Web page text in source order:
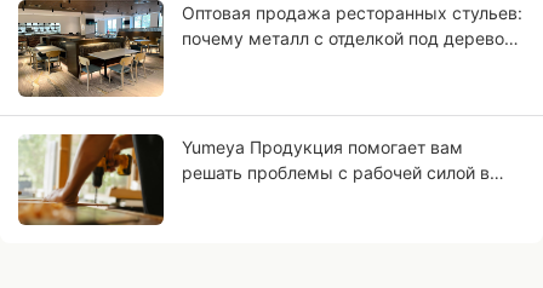
Оптовая продажа ресторанных стульев:
почему металл с отделкой под дерево
Yumeya Продукция помогает вам
решать проблемы с рабочей силой в